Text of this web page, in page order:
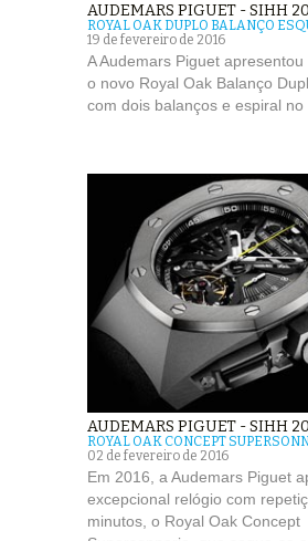
AUDEMARS PIGUET - SIHH
ROYAL OAK DUPLO BALANÇO
19 de fevereiro de 2016
A Audemars Piguet
o novo Royal Oak Balanço
com dois balanços e espiral no
AUDEMARS PIGUET - SIHH
ROYAL OAK CONCEPT
02 de fevereiro de 2016
Em 2016, a Audemars Piguet
excepcional relógio com
minutos, o Royal Oak Concept